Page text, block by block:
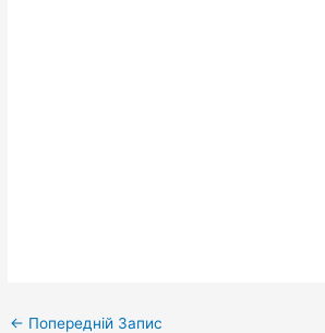
← Попередній Запис